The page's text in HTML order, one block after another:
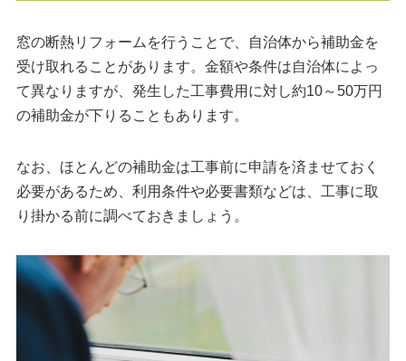
窓の断熱リフォームを行うことで、自治体から補助金を
受け取れることがあります。金額や条件は自治体によっ
て異なりますが、発生した工事費用に対し約10～50万円
の補助金が下りることもあります。
なお、ほとんどの補助金は工事前に申請を済ませておく
必要があるため、利用条件や必要書類などは、工事に取
り掛かる前に調べておきましょう。